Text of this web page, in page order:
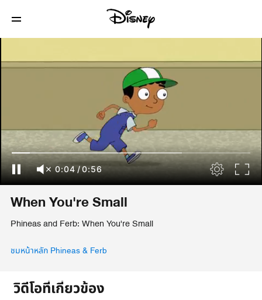
0:04/0:56
When You're Small
Phineas and Ferb: When You're Small
ชมหน้าหลัก Phineas & Ferb
วิดีโอที่เกี่ยวข้อง